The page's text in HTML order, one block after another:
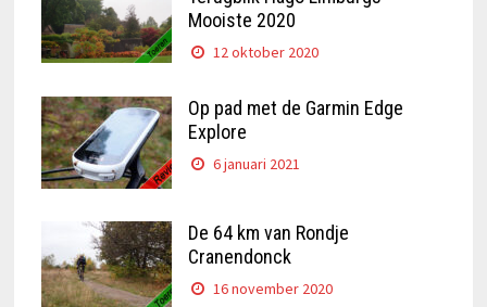
Mooiste 2020
12 oktober 2020
Op pad met de Garmin Edge
Explore
6 januari 2021
De 64 km van Rondje
Cranendonck
16 november 2020